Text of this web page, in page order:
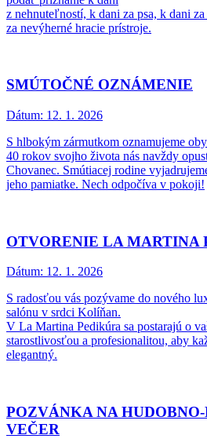
z nehnuteľností, k dani za psa, k dani
za nevýherné hracie prístroje.
SMÚTOČNÉ OZNÁMENIE
Dátum: 12. 1. 2026
S hlbokým zármutkom oznamujeme
40 rokov svojho života nás navždy
Chovanec. Smútiacej rodine
jeho pamiatke. Nech odpočíva v pokoji!
OTVORENIE LA MARTINA
Dátum: 12. 1. 2026
S radosťou vás pozývame do nového
salónu v srdci Kolíňan.
V La Martina Pedikúra sa postarajú o
starostlivosťou a profesionalitou, aby
elegantný.
POZVÁNKA NA
VEČER